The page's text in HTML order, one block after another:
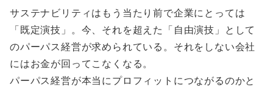
サステナビリティはもう当たり前で企業にとっては
「既定演技」。今、それを超えた「自由演技」として
のパーパス経営が求められている。それをしない会社
にはお金が回ってこなくなる。
パーパス経営が本当にプロフィットにつながるのかと